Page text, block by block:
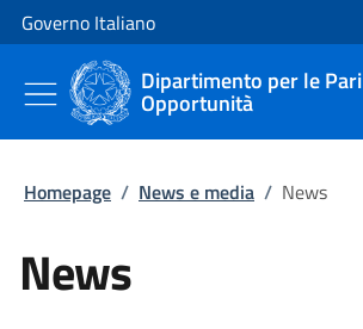
Vai al contenuto
Vai alla navigazione del sito
Governo Italiano
Dipartimento per le Pari
Opportunità
Homepage / News e media / News
News